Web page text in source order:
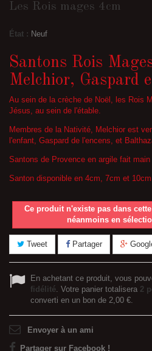
Les Rois mages 4cm
État : Neuf
Santons Rois
Melchior, Gaspard
Au sein de la crèche de Noël, les Rois
Jésus, au sein de l'étable.
Membres de la Nativité, Melchior est
l'enfant, Gaspard de l'encens, et
Santons de Provence en argile fait
Santon disponible en 4cm, 7cm et
Ce produit n'existe pas dans
néanmoins en
Tweet Partager
En achetant ce produit, vous
fidélité. Votre panier totalisera 2
converti en un bon de 2,00 €.
Envoyer à un ami
Partager sur Facebook !